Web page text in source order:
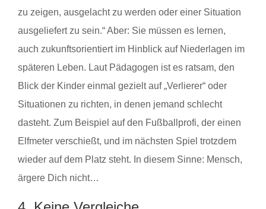
zu zeigen, ausgelacht zu werden oder einer Situation
ausgeliefert zu sein.“ Aber: Sie müssen es lernen,
auch zukunftsorientiert im Hinblick auf Niederlagen im
späteren Leben. Laut Pädagogen ist es ratsam, den
Blick der Kinder einmal gezielt auf „Verlierer“ oder
Situationen zu richten, in denen jemand schlecht
dasteht. Zum Beispiel auf den Fußballprofi, der einen
Elfmeter verschießt, und im nächsten Spiel trotzdem
wieder auf dem Platz steht. In diesem Sinne: Mensch,
ärgere Dich nicht…